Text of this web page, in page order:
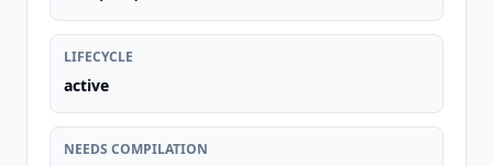
LIFECYCLE
active
NEEDS COMPILATION